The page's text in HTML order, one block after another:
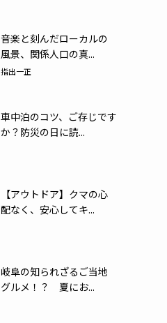
音楽と刻んだローカルの
風景、関係人口の真...
指出一正
車中泊のコツ、ご存じです
か？防災の日に読...
【アウトドア】クマの心
配なく、安心してキ...
岐阜の知られざるご当地
グルメ！？ 夏にお...